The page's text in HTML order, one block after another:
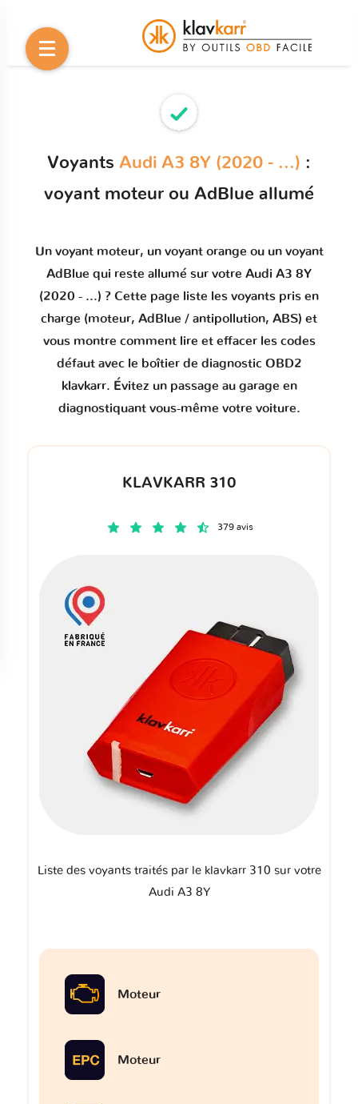
Voyants Audi A3 8Y (2020 - ...) :
voyant moteur ou AdBlue allumé
Un voyant moteur, un voyant orange ou un voyant
AdBlue qui reste allumé sur votre Audi A3 8Y
(2020 - ...) ? Cette page liste les voyants pris en
charge (moteur, AdBlue / antipollution, ABS) et
vous montre comment lire et effacer les codes
défautavec le boîtier de diagnostic OBD2
klavkarr. Évitez un passage au garage en
diagnostiquant vous-même votre voiture.
KLAVKARR 310
379 avis
Liste des voyants traités par le klavkarr 310 sur votre
Audi A3 8Y
Moteur
Moteur